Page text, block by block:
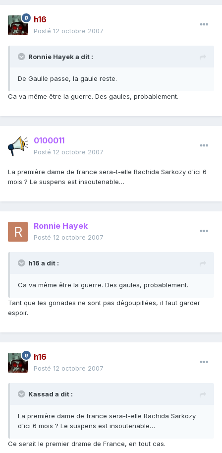
h16
Posté 12 octobre 2007
Ronnie Hayek a dit :
De Gaulle passe, la gaule reste.
Ca va même être la guerre. Des gaules, probablement.
0100011
Posté 12 octobre 2007
La première dame de france sera-t-elle Rachida Sarkozy d'ici 6
mois ? Le suspens est insoutenable…
Ronnie Hayek
Posté 12 octobre 2007
h16 a dit :
Ca va même être la guerre. Des gaules, probablement.
Tant que les gonades ne sont pas dégoupillées, il faut garder
espoir.
h16
Posté 12 octobre 2007
Kassad a dit :
La première dame de france sera-t-elle Rachida Sarkozy
d'ici 6 mois ? Le suspens est insoutenable…
Ce serait le premier drame de France, en tout cas.